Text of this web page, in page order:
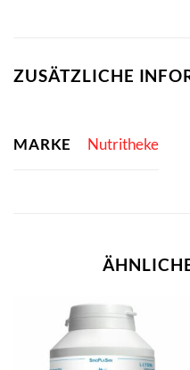
ZUSÄTZLICHE
MARKE Nutritheke